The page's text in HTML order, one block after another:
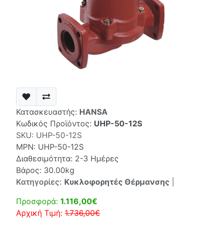
Κατασκευαστής: HANSA
Κωδικός Προϊόντος: UHP-50-12S
SKU: UHP-50-12S
MPN: UHP-50-12S
Διαθεσιμότητα: 2-3 Ημέρες
Βάρος: 30.00kg
Κατηγορίες: Κυκλοφορητές Θέρμανσης
Προσφορά: 1.116,00€
Αρχική Τιμή: 1.736,00€